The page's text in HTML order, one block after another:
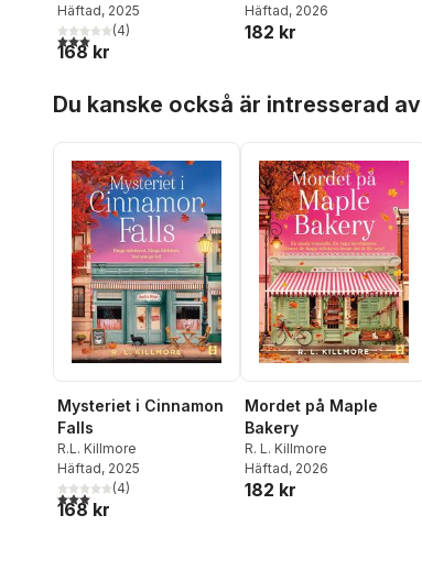
Häftad, 2025
3,0utav 5 stjärnor. Totalt antal röster:
(4)
168 kr
Häftad, 2026
182 kr
Du kanske också är intresserad av
Mysteriet i Cinnamon
Falls
R.L. Killmore
Häftad, 2025
3,0utav 5 stjärnor. Totalt antal röster:
(4)
168 kr
Mordet på Maple
Bakery
R. L. Killmore
Häftad, 2026
182 kr